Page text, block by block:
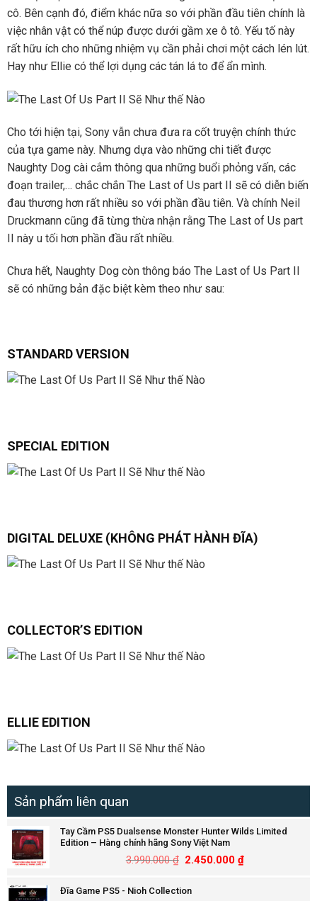
cô. Bên cạnh đó, điểm khác nữa so với phần đầu tiên chính là
việc nhân vật có thể núp được dưới gầm xe ô tô. Yếu tố này
rất hữu ích cho những nhiệm vụ cần phải chơi một cách lén lút.
Hay như Ellie có thể lợi dụng các tán lá to để ẩn mình.
Cho tới hiện tại, Sony vẫn chưa đưa ra cốt truyện chính thức
của tựa game này. Nhưng dựa vào những chi tiết được
Naughty Dog cài cắm thông qua những buổi phỏng vấn, các
đoạn trailer,… chắc chắn The Last of Us part II sẽ có diễn biến
đau thương hơn rất nhiều so với phần đầu tiên. Và chính Neil
Druckmann cũng đã từng thừa nhận rằng The Last of Us part
II này u tối hơn phần đầu rất nhiều.
Chưa hết, Naughty Dog còn thông báo The Last of Us Part II
sẽ có những bản đặc biệt kèm theo như sau:
STANDARD VERSION
SPECIAL EDITION
DIGITAL DELUXE (KHÔNG PHÁT HÀNH ĐĨA)
COLLECTOR’S EDITION
ELLIE EDITION
Sản phẩm liên quan
Tay Cầm PS5 Dualsense Monster Hunter Wilds Limited
Edition – Hàng chính hãng Sony Việt Nam
3.990.000₫ 2.450.000₫
Đĩa Game PS5 - Nioh Collection